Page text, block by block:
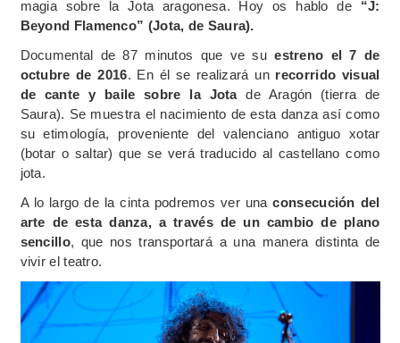
magia sobre la Jota aragonesa. Hoy os hablo de “J:
Beyond Flamenco” (Jota, de Saura).
Documental de 87 minutos que ve su estreno el 7 de
octubre de 2016. En él se realizará un recorrido visual
de cante y baile sobre la Jotade Aragón (tierra de
Saura). Se muestra el nacimiento de esta danza así como
su etimología, proveniente del valenciano antiguo xotar
(botar o saltar) que se verá traducido al castellano como
jota.
A lo largo de la cinta podremos ver unaconsecución del
arte de esta danza, a través de un cambio de plano
sencillo, que nos transportará a una manera distinta de
vivir el teatro.